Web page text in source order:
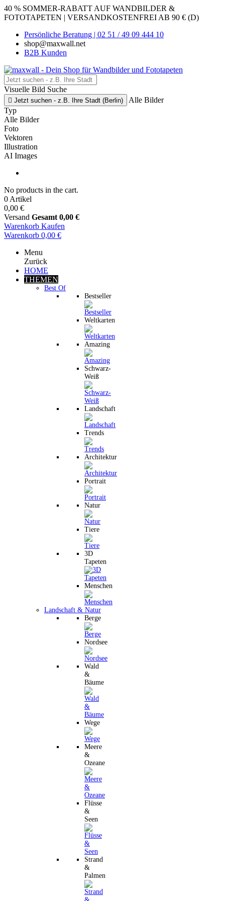
40 % SOMMER-RABATT AUF WANDBILDER &
FOTOTAPETEN | VERSANDKOSTENFREI AB 90 € (D)
Persönliche Beratung | 02 51 / 49 09 444 10
shop@maxwall.net
B2B Kunden
Visuelle Bild Suche
 Jetzt suchen - z.B. Ihre Stadt (Berlin)
Alle Bilder
Typ
Alle Bilder
Foto
Vektoren
Illustration
AI Images
No products in the cart.
0 Artikel
0,00 €
Versand Gesamt 0,00 €
Warenkorb Kaufen
Warenkorb 0,00 €
Menu
Zurück
HOME
THEMEN
Best Of
Bestseller
Weltkarten
Amazing
Schwarz-
Weiß
Landschaft
Trends
Architektur
Portrait
Natur
Tiere
3D
Tapeten
Menschen
Landschaft & Natur
Berge
Nordsee
Wald
&
Bäume
Wege
Meere
&
Ozeane
Flüsse
&
Seen
Strand
&
Palmen